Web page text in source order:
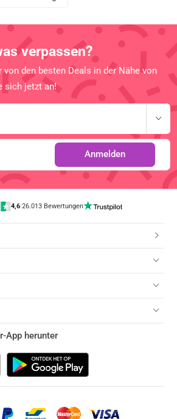
verpassen?
von den besten Deals in der Nähe von
sich jetzt an!
Anmelden
4,6| 26.013 Bewertungen
App herunter